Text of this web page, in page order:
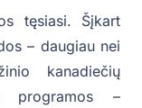
tęsiasi. Šįkart
– daugiau nei
kanadiečių
programos –